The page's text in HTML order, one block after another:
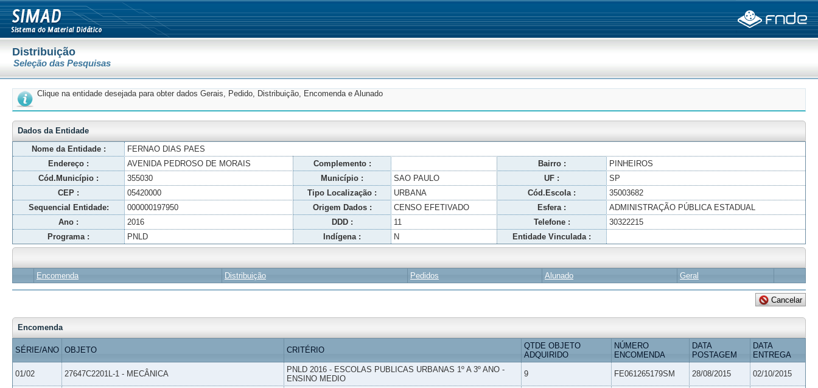
Distribuição
Seleção das Pesquisas
Clique na entidade desejada para obter dados Gerais, Pedido, Distribuição, Encomenda e Alunado
Dados da Entidade
Nome da Entidade :
FERNAO DIAS PAES
Endereço :
AVENIDA PEDROSO DE MORAIS Complemento : Bairro :
PINHEIROS
Cód.Município :
355030 Município : SAO PAULO UF :
SP
CEP :
05420000 Tipo Localização : URBANA Cód.Escola :
35003682
Sequencial Entidade:
000000197950 Origem Dados : CENSO EFETIVADO Esfera :
ADMINISTRAÇÃO PÚBLICA ESTADUAL
Ano :
2016 DDD : 11 Telefone :
30322215
Programa :
PNLD Indígena : N Entidade Vinculada :
Encomenda Distribuição Pedidos Alunado Geral
Encomenda
SÉRIE/ANO OBJETO CRITÉRIO
QTDE OBJETO
ADQUIRIDO
NÚMERO
ENCOMENDA
DATA
POSTAGEM
DATA
ENTREGA
01/02 27647C2201L-1 - MECÂNICA
PNLD 2016 - ESCOLAS PUBLICAS URBANAS 1º A 3º ANO -
ENSINO MEDIO
9 FE061265179SM 28/08/2015 02/10/2015